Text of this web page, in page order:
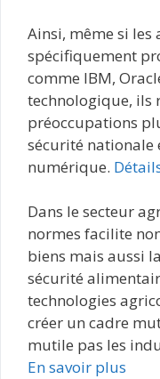
Ainsi, même si
spécifiquement
comme IBM,
technologique, ils
préoccupations
sécurité nationale
numérique.
Dans le secteur
normes facilite
biens mais aussi
sécurité
technologies
créer un cadre
mutile pas les
En savoir plus